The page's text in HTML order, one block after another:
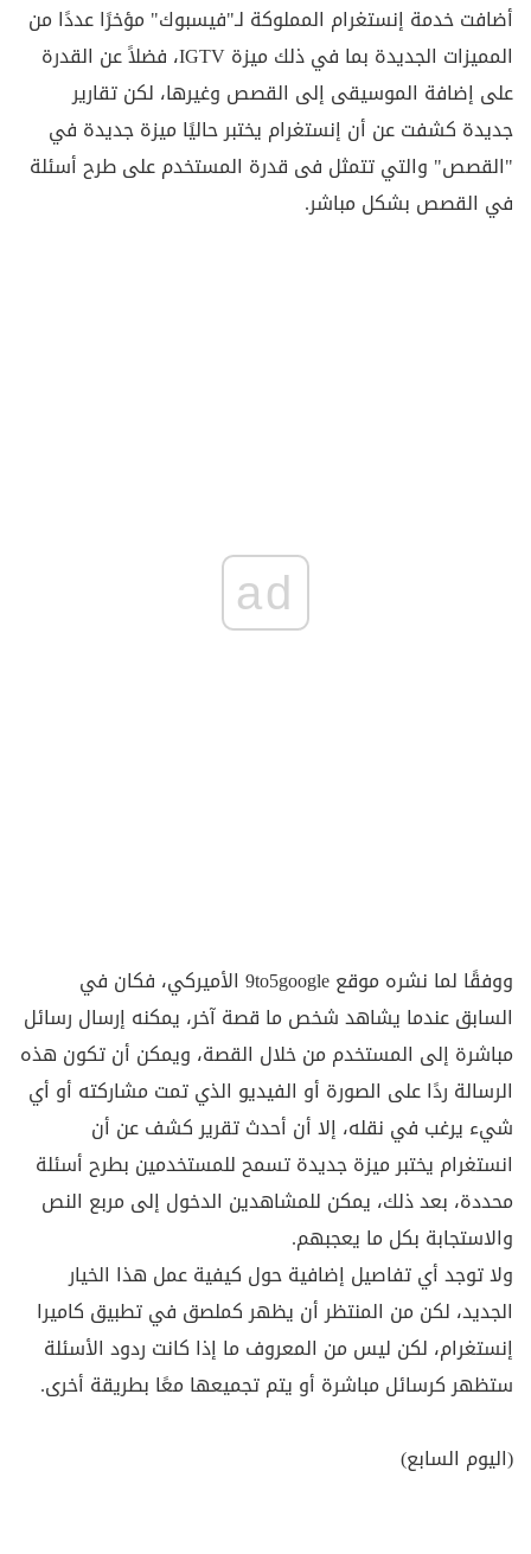
أضافت خدمة إنستغرام المملوكة لـ"فيسبوك" مؤخرًا عددًا من
المميزات الجديدة بما في ذلك ميزة IGTV، فضلاً عن القدرة
على إضافة الموسيقى إلى القصص وغيرها، لكن تقارير
جديدة كشفت عن أن إنستغرام يختبر حاليًا ميزة جديدة في
"القصص" والتي تتمثل فى قدرة المستخدم على طرح أسئلة
في القصص بشكل مباشر.
ad
ووفقًا لما نشره موقع 9to5google الأميركي، فكان في
السابق عندما يشاهد شخص ما قصة آخر، يمكنه إرسال رسائل
مباشرة إلى المستخدم من خلال القصة، ويمكن أن تكون هذه
الرسالة ردًا على الصورة أو الفيديو الذي تمت مشاركته أو أي
شيء يرغب في نقله، إلا أن أحدث تقرير كشف عن أن
انستغرام يختبر ميزة جديدة تسمح للمستخدمين بطرح أسئلة
محددة، بعد ذلك، يمكن للمشاهدين الدخول إلى مربع النص
والاستجابة بكل ما يعجبهم.
ولا توجد أي تفاصيل إضافية حول كيفية عمل هذا الخيار
الجديد، لكن من المنتظر أن يظهر كملصق في تطبيق كاميرا
إنستغرام، لكن ليس من المعروف ما إذا كانت ردود الأسئلة
ستظهر كرسائل مباشرة أو يتم تجميعها معًا بطريقة أخرى.
(اليوم السابع)